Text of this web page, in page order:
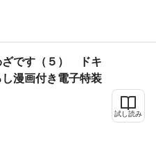
ざです（５） ドキ
し漫画付き電子特装
試し読み